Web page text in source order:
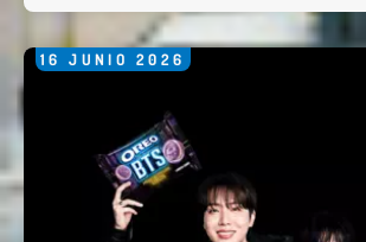
16 JUNIO 2026
Nombre *
Email *
Comentario *